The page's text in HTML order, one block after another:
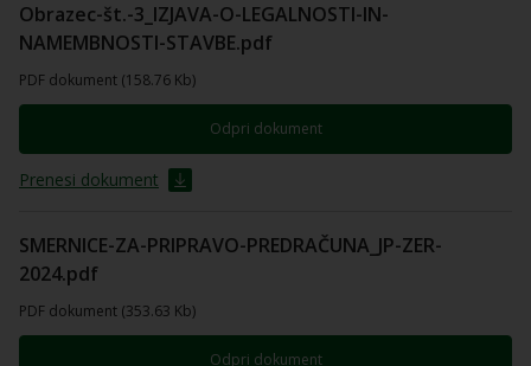
Obrazec-št.-3_IZJAVA-O-LEGALNOSTI-IN-
NAMEMBNOSTI-STAVBE.pdf
PDF dokument (158.76 Kb)
Odpri dokument
Prenesi dokument
SMERNICE-ZA-PRIPRAVO-PREDRAČUNA_JP-ZER-
2024.pdf
PDF dokument (353.63 Kb)
Odpri dokument